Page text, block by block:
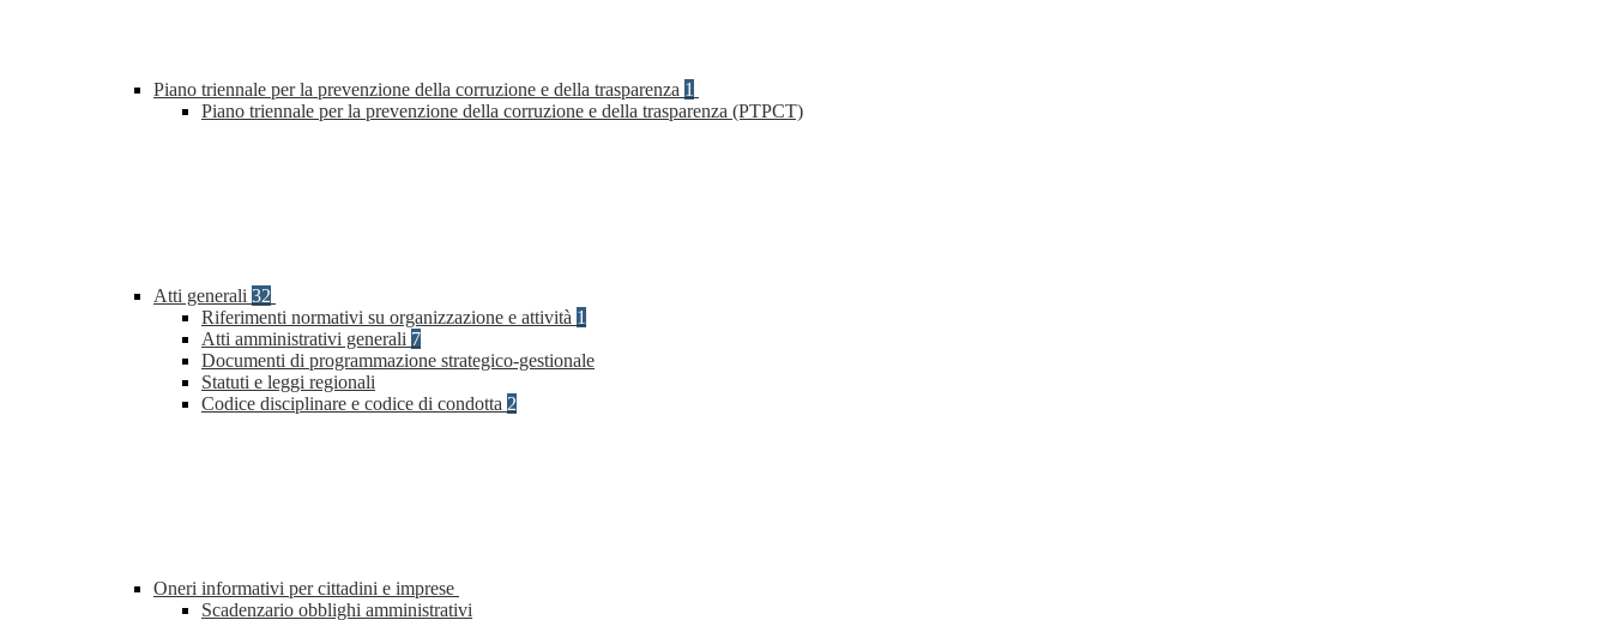
Piano triennale per la prevenzione della corruzione e della trasparenza 1
Piano triennale per la prevenzione della corruzione e della trasparenza (PTPCT)
Atti generali 32
Riferimenti normativi su organizzazione e attività 1
Atti amministrativi generali 7
Documenti di programmazione strategico-gestionale
Statuti e leggi regionali
Codice disciplinare e codice di condotta 2
Oneri informativi per cittadini e imprese
Scadenzario obblighi amministrativi